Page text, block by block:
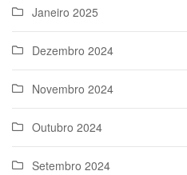
Janeiro 2025
Dezembro 2024
Novembro 2024
Outubro 2024
Setembro 2024